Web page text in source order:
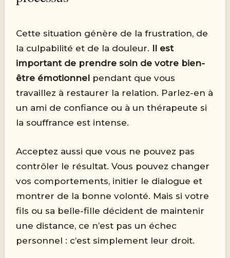
Cette situation génère de la frustration, de
la culpabilité et de la douleur. Il est
important de prendre soin de votre bien-
être émotionnel pendant que vous
travaillez à restaurer la relation. Parlez-en à
un ami de confiance ou à un thérapeute si
la souffrance est intense.
Acceptez aussi que vous ne pouvez pas
contrôler le résultat. Vous pouvez changer
vos comportements, initier le dialogue et
montrer de la bonne volonté. Mais si votre
fils ou sa belle-fille décident de maintenir
une distance, ce n’est pas un échec
personnel : c’est simplement leur droit.